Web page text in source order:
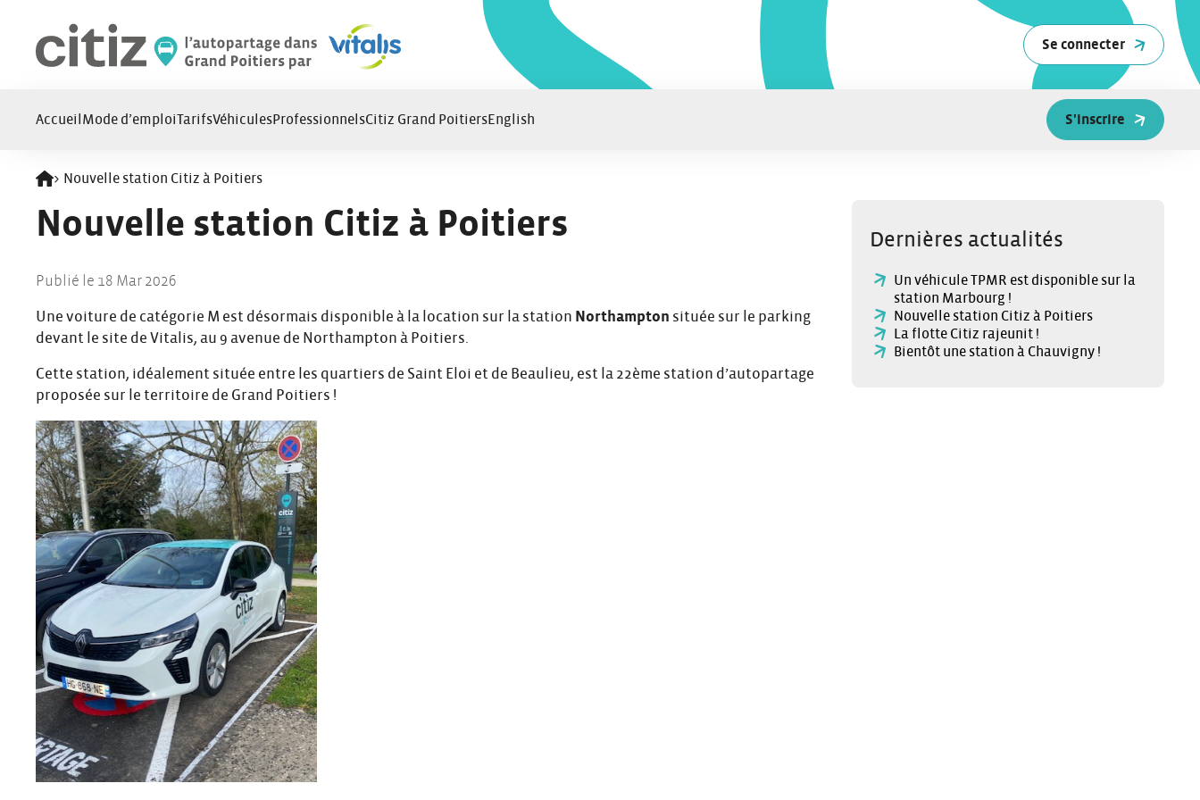
Se connecter
Accueil Mode d’emploiTarifsVéhiculesProfessionnelsCitiz Grand PoitiersEnglish S'inscrire
Retour à l'accueil
> Nouvelle station Citiz à Poitiers
Nouvelle station Citiz à Poitiers
Publié le 18 Mar 2026
Une voiture de catégorie M est désormais disponible à la location sur la station Northampton située sur le parking
devant le site de Vitalis, au 9 avenue de Northampton à Poitiers.
Cette station, idéalement située entre les quartiers de Saint Eloi et de Beaulieu, est la 22ème station d’autopartage
proposée sur le territoire de Grand Poitiers !
Dernières actualités
Un véhicule TPMR est disponible sur la
station Marbourg !
Nouvelle station Citiz à Poitiers
La flotte Citiz rajeunit !
Bientôt une station à Chauvigny !